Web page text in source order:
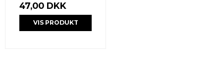
47,00 DKK
VIS PRODUKT